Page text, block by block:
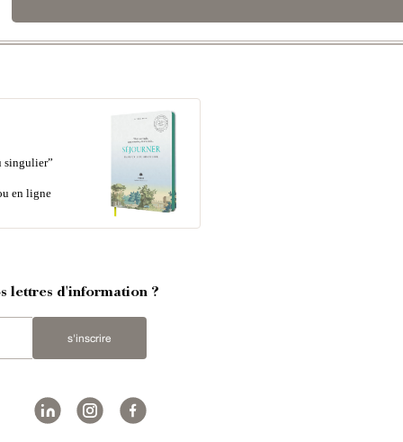
singulier”
en ligne
lettres d'information ?
s'inscrire